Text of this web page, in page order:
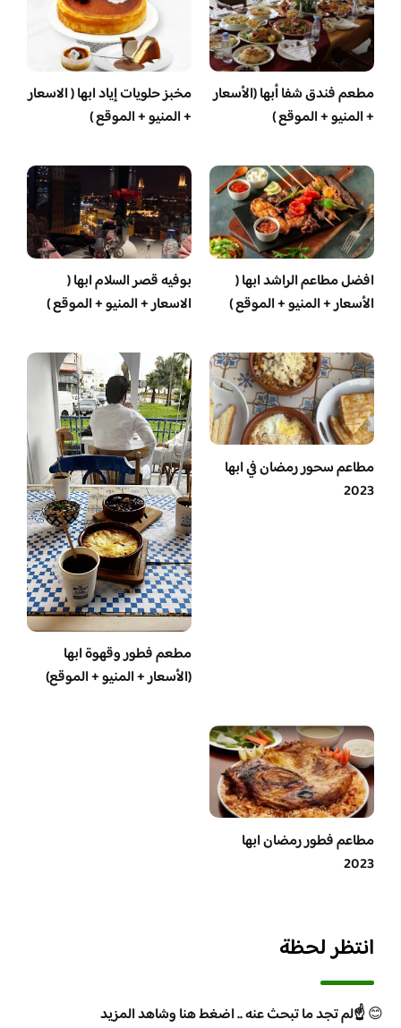
مطعم فندق شفا أبها (الأسعار
+ المنيو + الموقع )
مخبز حلويات إياد ابها ( الاسعار
+ المنيو + الموقع )
افضل مطاعم الراشد ابها (
الأسعار + المنيو + الموقع )
بوفيه قصر السلام ابها (
الاسعار + المنيو + الموقع )
مطاعم سحور رمضان في ابها
2023
مطعم فطور وقهوة ابها
(الأسعار + المنيو + الموقع)
مطاعم فطور رمضان ابها
2023
انتظر لحظة
😊☝️لم تجد ما تبحث عنه .. اضغط هنا وشاهد المزيد